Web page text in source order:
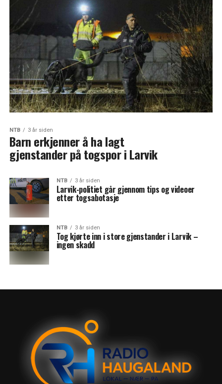
NTB 3 år siden
Barn erkjenner å ha lagt
gjenstander på togspor i Larvik
NTB 3 år siden
Larvik-politiet går gjennom tips og videoer
etter togsabotasje
NTB 3 år siden
Tog kjørte inn i store gjenstander i Larvik –
ingen skadd